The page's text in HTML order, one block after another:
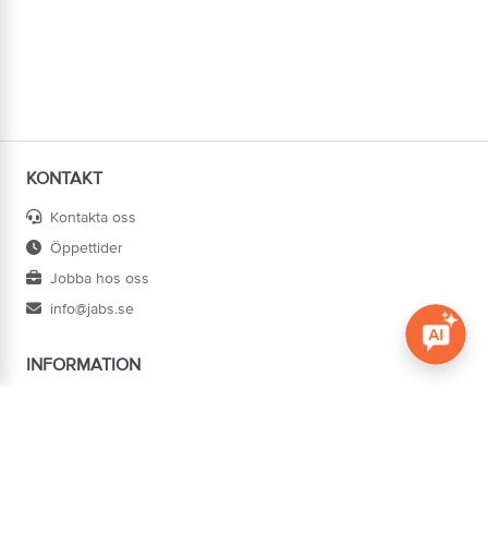
KONTAKT
Kontakta oss
Öppettider
Jobba hos oss
info@jabs.se
INFORMATION